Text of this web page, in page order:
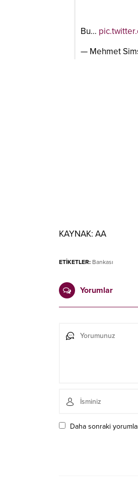
Bu…
— Mehmet
KAYNAK: AA
ETİKETLER: Bankası
Yorumlar
Daha sonraki